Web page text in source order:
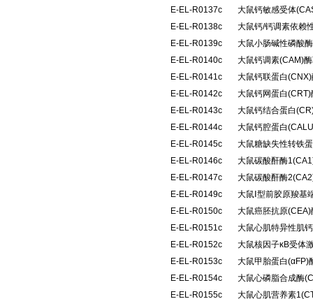
E-EL-R0137c
大鼠钙敏感受体
E-EL-R0138c
大鼠钙/钙调素依赖
E-EL-R0139c
大鼠小肠碱性磷酸
E-EL-R0140c
大鼠钙调素(CAM)
E-EL-R0141c
大鼠钙联蛋白
E-EL-R0142c
大鼠钙网蛋白
E-EL-R0143c
大鼠钙结合蛋白
E-EL-R0144c
大鼠钙腔蛋白
E-EL-R0145c
大鼠糖缺失性转铁
E-EL-R0146c
大鼠碳酸酐酶
E-EL-R0147c
大鼠碳酸酐酶
E-EL-R0149c
大鼠Ⅰ型前胶原羧基
E-EL-R0150c
大鼠癌胚抗原
E-EL-R0151c
大鼠心肌特异性肌
E-EL-R0152c
大鼠核因子κB受体
E-EL-R0153c
大鼠甲胎蛋白(αFP)
E-EL-R0154c
大鼠心磷脂合成酶
E-EL-R0155c
大鼠心肌营养素